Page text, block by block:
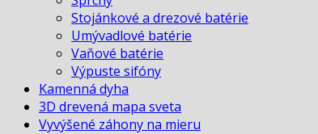
Stojánkové a drezové batérie
Umývadlové batérie
Vaňové batérie
Výpuste sifóny
Kamenná dyha
3D drevená mapa sveta
Vyvýšené záhony na mieru